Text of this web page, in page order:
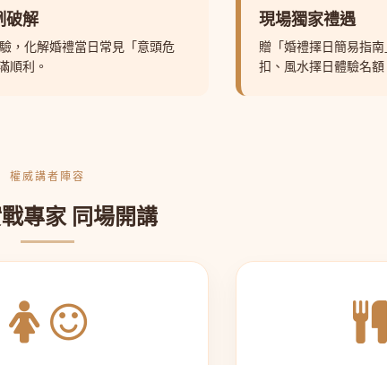
破解
，化解婚禮當日常見「意頭危
順利。
現場獨家禮遇
贈「婚禮擇日簡易指
扣、風水擇日體驗名額
權威講者陣容
專家 同場開講